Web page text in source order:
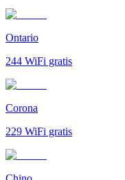
Ontario
244 WiFi gratis
Corona
229 WiFi gratis